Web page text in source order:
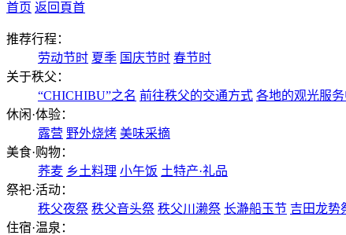
首页 返回頁首
推荐行程：
劳动节时 夏季 国庆节时 春节时
关于秩父：
“CHICHIBU”之名 前往秩父的交通方式 各地的观光服
休闲·体验：
露营 野外烧烤 美味采摘
美食·购物：
荞麦 乡土料理 小午饭 土特产·礼品
祭祀·活动：
秩父夜祭 秩父音头祭 秩父川濑祭 长瀞船玉节 吉田龙势
住宿·温泉：